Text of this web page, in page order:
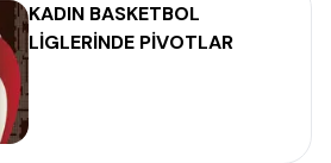
KADIN BASKETBOL
LİGLERİNDE PİVOTLAR